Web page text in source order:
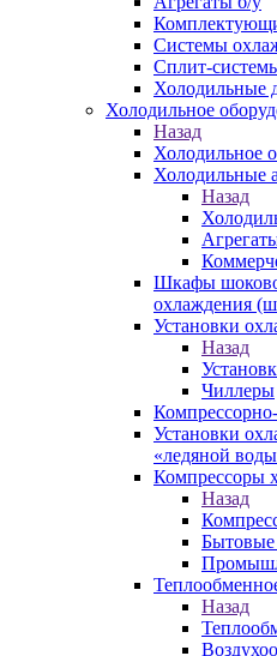
Системы
Сплит-
Холодильные
Холодильное
Назад
Холодильное
Холодильные
Назад
Шкафы
охлаждения
Установки
Назад
Чиллеры
Установки
«ледяной
Компрессоры
Назад
Бытовые
Назад